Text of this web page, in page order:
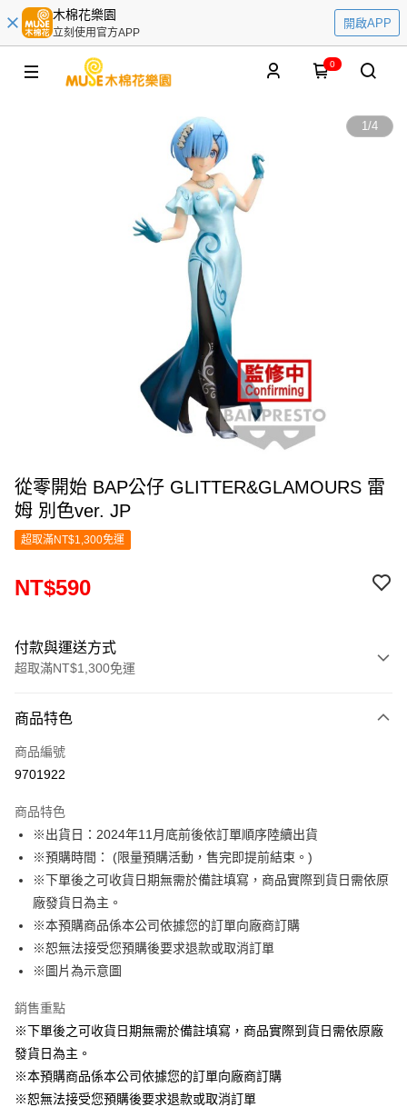
木棉花樂園
立刻使用官方APP
開啟APP
0
1/4
從零開始 BAP公仔 GLITTER&GLAMOURS 雷
姆 別色ver. JP
超取滿NT$1,300免運
NT$590
付款與運送方式
超取滿NT$1,300免運
信用卡一次付款
超商取貨付款
Apple Pay
悠遊付
Google Pay
ATM付款
貨到付款
運送方式
全家取貨付款
每筆NT$65，滿NT$1,300(含以上)免運費
付款後全家取貨
商品特色
商品編號
9701922
商品特色
※出貨日：2024年11月底前後依訂單順序陸續出貨
※預購時間： (限量預購活動，售完即提前結束。)
※下單後之可收貨日期無需於備註填寫，商品實際到貨日需依原
廠發貨日為主。
※本預購商品係本公司依據您的訂單向廠商訂購
※恕無法接受您預購後要求退款或取消訂單
※圖片為示意圖
銷售重點
※下單後之可收貨日期無需於備註填寫，商品實際到貨日需依原廠
發貨日為主。
※本預購商品係本公司依據您的訂單向廠商訂購
※恕無法接受您預購後要求退款或取消訂單